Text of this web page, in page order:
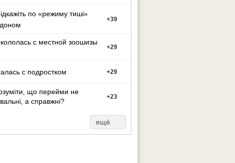
по «режиму тиші»
+39
с местной зоошизы
+29
с подростком +29
що перейми не
а справжні?
+23
ещё